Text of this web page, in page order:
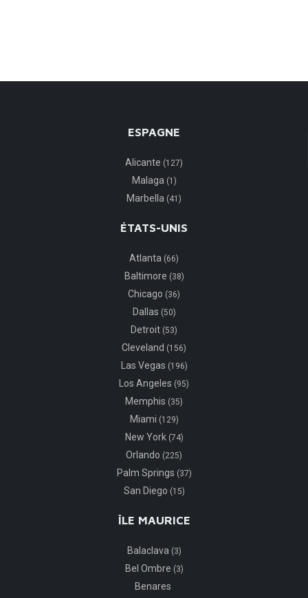
ESPAGNE
Alicante (127)
Malaga (1)
Marbella (41)
ÉTATS-UNIS
Atlanta (66)
Baltimore (38)
Chicago (36)
Dallas (50)
Detroit (53)
Cleveland (156)
Las Vegas (196)
Los Angeles (95)
Memphis (35)
Miami (129)
New York (74)
Orlando (225)
Palm Springs (37)
San Diego (15)
ÎLE MAURICE
Balaclava (3)
Bel Ombre (3)
Benares